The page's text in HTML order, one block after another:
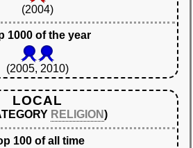
(2004)
1000 of the year
(2005, 2010)
LOCAL
RELIGION)
100 of all time